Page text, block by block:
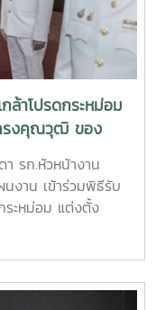
ล้าโปรดกระหม่อม
รงคุณวุฒิ ของ
รก.หัวหน้างาน
งาน เข้าร่วมพิธีรับ
ระหม่อม แต่งตั้ง
ฏิบัติงานภายใน